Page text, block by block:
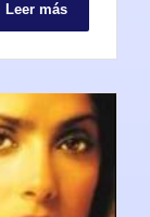
Leer más